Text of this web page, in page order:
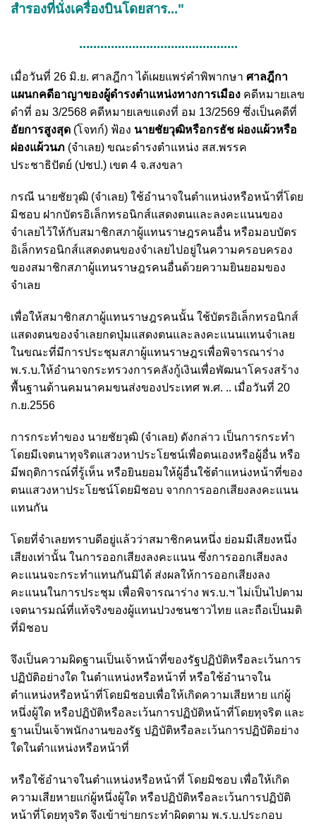
สำรองที่นั่งเครื่องบินโดยสาร..."
.............................................
เมื่อวันที่ 26 มิ.ย. ศาลฎีกา ได้เผยแพร่คำพิพากษา ศาลฎีกา
แผนกคดีอาญาของผู้ดำรงตำแหน่งทางการเมือง คดีหมายเลข
ดำที่ อม 3/2568 คดีหมายเลขแดงที่ อม 13/2569 ซึ่งเป็นคดีที่
อัยการสูงสุด (โจทก์) ฟ้อง นายชัยวุฒิหรือกรธัช ผ่องแผ้วหรือ
ผ่องแผ้วนภ (จำเลย) ขณะดำรงตำแหน่ง สส.พรรค
ประชาธิปัตย์ (ปชป.) เขต 4 จ.สงขลา
กรณี นายชัยวุฒิ (จำเลย) ใช้อำนาจในตำแหน่งหรือหน้าที่โดย
มิชอบ ฝากบัตรอิเล็กทรอนิกส์แสดงตนและลงคะแนนของ
จำเลยไว้ให้กับสมาชิกสภาผู้แทนราษฎรคนอื่น หรือมอบบัตร
อิเล็กทรอนิกส์แสดงตนของจำเลยไปอยู่ในความครอบครอง
ของสมาชิกสภาผู้แทนราษฎรคนอื่นด้วยความยินยอมของ
จำเลย
เพื่อให้สมาชิกสภาผู้แทนราษฎรคนนั้น ใช้บัตรอิเล็กทรอนิกส์
แสดงตนของจำเลยกดปุ่มแสดงตนและลงคะแนนแทนจำเลย
ในขณะที่มีการประชุมสภาผู้แทนราษฎรเพื่อพิจารณาร่าง
พ.ร.บ.ให้อำนาจกระทรวงการคลังกู้เงินเพื่อพัฒนาโครงสร้าง
พื้นฐานด้านคมนาคมขนส่งของประเทศ พ.ศ. .. เมื่อวันที่ 20
ก.ย.2556
การกระทำของ นายชัยวุฒิ (จำเลย) ดังกล่าว เป็นการกระทำ
โดยมีเจตนาทุจริตแสวงหาประโยชน์เพื่อตนเองหรือผู้อื่น หรือ
มีพฤติการณ์ที่รู้เห็น หรือยินยอมให้ผู้อื่นใช้ตำแหน่งหน้าที่ของ
ตนแสวงหาประโยชน์โดยมิชอบ จากการออกเสียงลงคะแนน
แทนกัน
โดยที่จำเลยทราบดีอยู่แล้วว่าสมาชิกคนหนึ่ง ย่อมมีเสียงหนึ่ง
เสียงเท่านั้น ในการออกเสียงลงคะแนน ซึ่งการออกเสียงลง
คะแนนจะกระทำแทนกันมิได้ ส่งผลให้การออกเสียงลง
คะแนนในการประชุม เพื่อพิจารณาร่าง พร.บ.ฯ ไม่เป็นไปตาม
เจตนารมณ์ที่แท้จริงของผู้แทนปวงชนชาวไทย และถือเป็นมติ
ที่มิชอบ
จึงเป็นความผิดฐานเป็นเจ้าหน้าที่ของรัฐปฏิบัติหรือละเว้นการ
ปฏิบัติอย่างใด ในตำแหน่งหรือหน้าที่ หรือใช้อำนาจใน
ตำแหน่งหรือหน้าที่โดยมิชอบเพื่อให้เกิดความเสียหาย แก่ผู้
หนึ่งผู้ใด หรือปฏิบัติหรือละเว้นการปฏิบัติหน้าที่โดยทุจริต และ
ฐานเป็นเจ้าพนักงานของรัฐ ปฏิบัติหรือละเว้นการปฏิบัติอย่าง
ใดในตำแหน่งหรือหน้าที่
หรือใช้อำนาจในตำแหน่งหรือหน้าที่ โดยมิชอบ เพื่อให้เกิด
ความเสียหายแก่ผู้หนึ่งผู้ใด หรือปฏิบัติหรือละเว้นการปฏิบัติ
หน้าที่โดยทุจริต จึงเข้าข่ายกระทำผิดตาม พ.ร.บ.ประกอบ